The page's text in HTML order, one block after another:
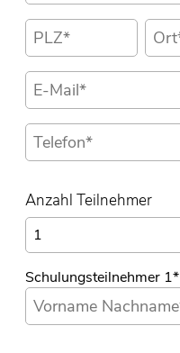
Anzahl Teilnehmer
Schulungsteilnehmer 1*